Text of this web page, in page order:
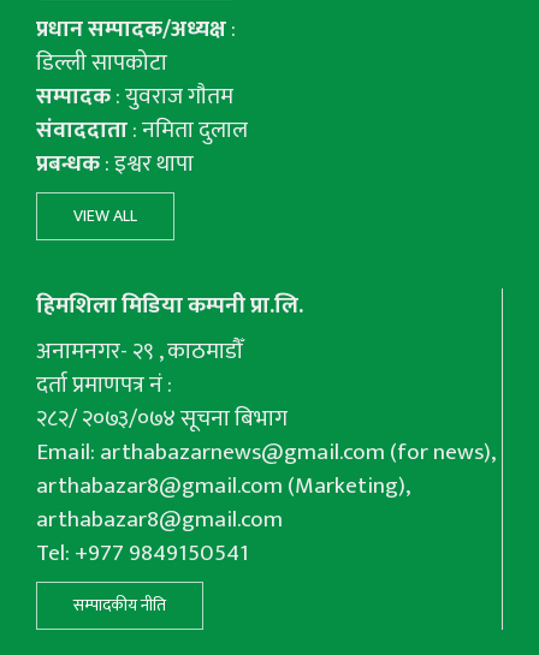
प्रधान सम्पादक/अध्यक्ष:
डिल्ली सापकोटा
सम्पादक: युवराज गाैतम
संवाददाता: नमिता दुलाल
प्रबन्धक: इश्वर थापा
VIEW ALL
हिमशिला मिडिया कम्पनी प्रा.लि.
अनामनगर- २९ , काठमाडौँ
दर्ता प्रमाणपत्र नं :
२८२/ २०७३/०७४ सूचना बिभाग
Email:arthabazarnews@gmail.com(for news),
arthabazar8@gmail.com(Marketing),
arthabazar8@gmail.com
Tel: +977 9849150541
सम्पादकीय नीति